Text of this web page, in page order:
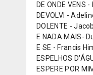
DE ONDE VENS
DEVOLVI -
DOLENTE -
E NADA MAIS-
E SE - Francis
ESPELHOS
ESPERE POR